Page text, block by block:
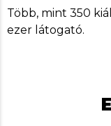
Több, mint 350
ezer látogató.